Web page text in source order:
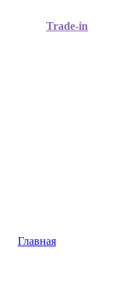
Trade-in
Главная